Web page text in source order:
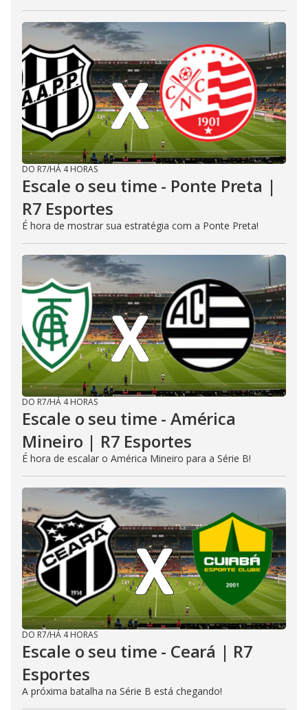
DO R7/HÁ 4 HORAS
Escale o seu time - Ponte Preta |
R7 Esportes
É hora de mostrar sua estratégia com a Ponte Preta!
DO R7/HÁ 4 HORAS
Escale o seu time - América
Mineiro | R7 Esportes
É hora de escalar o América Mineiro para a Série B!
DO R7/HÁ 4 HORAS
Escale o seu time - Ceará | R7
Esportes
A próxima batalha na Série B está chegando!